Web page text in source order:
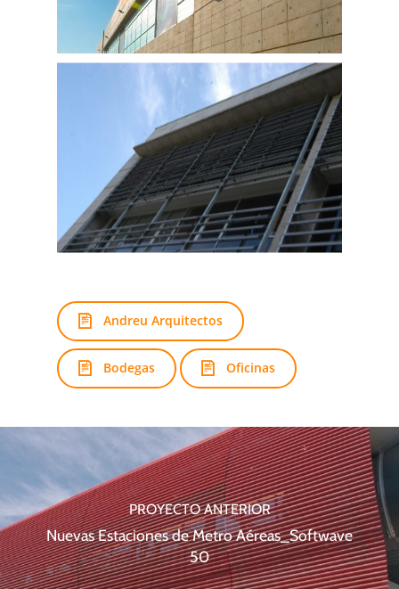
Andreu Arquitectos
Bodegas Oficinas
PROYECTO ANTERIOR
Nuevas Estaciones de Metro Aéreas_Softwave
50